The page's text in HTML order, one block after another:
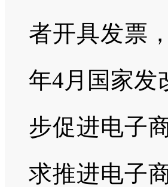
者开具发票
年4月国家发
步促进电子
求推进电子